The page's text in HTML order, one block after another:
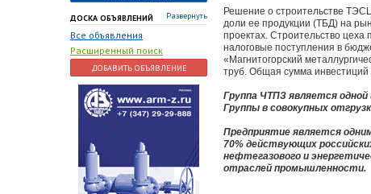
ДОСКА ОБЪЯВЛЕНИЙ Развернуть
Все объявления
Расширенный поиск
ДОБАВИТЬ ОБЪЯВЛЕНИЕ
Решение о строительстве
доли ее продукции (ТБД) на
проектах. Строительство цеха
налоговые поступления в
«Магнитогорский
труб. Общая сумма инвестиций
Группа ЧТПЗ является
Группы в совокупных
Предприятие является
70% действующих
нефтегазового и
отраслей промышленности.